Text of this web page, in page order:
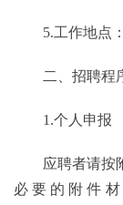
5.工作地点
二、招聘程
1.个人申报
应聘者请按
必要的附件